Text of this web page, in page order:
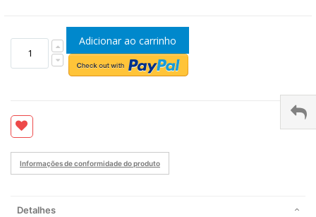
Adicionar ao carrinho
Informações de conformidade do produto
Detalhes